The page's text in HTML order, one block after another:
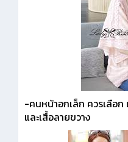
-คนหน้าอกเล็ก ควรเลือก
และเสื้อลายขวาง